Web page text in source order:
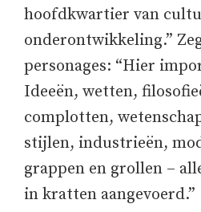
hoofdkwartier van
onderontwikkeling.”
personages: “Hier
Ideeën, wetten,
complotten,
stijlen, industrieën,
grappen en grollen –
in kratten aangevoerd.”